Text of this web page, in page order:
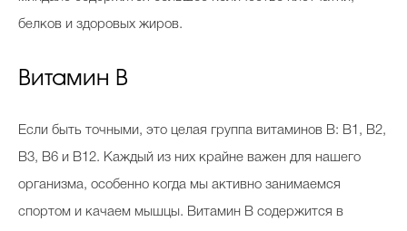
белков и здоровых жиров.
Витамин В
Если быть точными, это целая группа витаминов В: В1, В2,
В3, В6 и В12. Каждый из них крайне важен для нашего
организма, особенно когда мы активно занимаемся
спортом и качаем мышцы. Витамин В содержится в